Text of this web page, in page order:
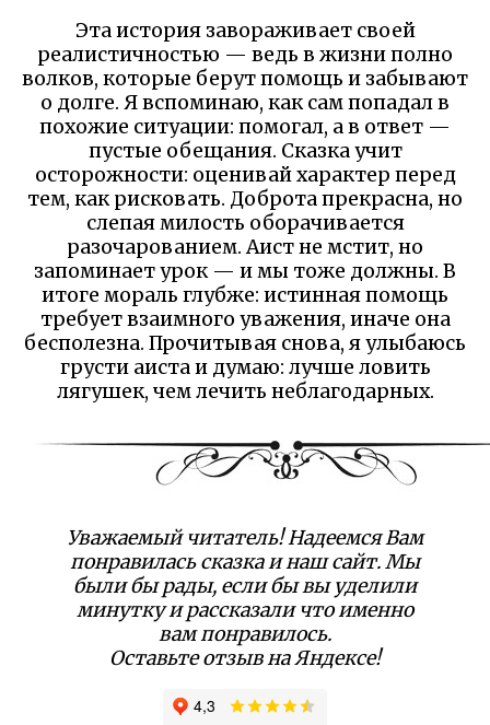
Эта история завораживает своей
реалистичностью — ведь в жизни полно
волков, которые берут помощь и забывают
о долге. Я вспоминаю, как сам попадал в
похожие ситуации: помогал, а в ответ —
пустые обещания. Сказка учит
осторожности: оценивай характер перед
тем, как рисковать. Доброта прекрасна, но
слепая милость оборачивается
разочарованием. Аист не мстит, но
запоминает урок — и мы тоже должны. В
итоге мораль глубже: истинная помощь
требует взаимного уважения, иначе она
бесполезна. Прочитывая снова, я улыбаюсь
грусти аиста и думаю: лучше ловить
лягушек, чем лечить неблагодарных.
Уважаемый читатель! Надеемся Вам
понравилась сказка и наш сайт. Мы
были бы рады, если бы вы уделили
минутку и рассказали что именно
вам понравилось.
Оставьте отзыв на Яндексе!